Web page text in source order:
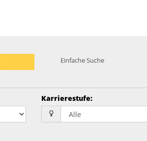
Einfache Suche
Karrierestufe: